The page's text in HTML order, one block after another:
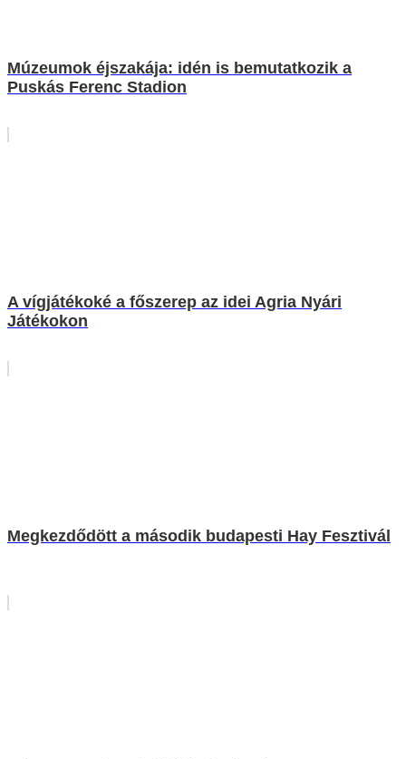
Múzeumok éjszakája: idén is bemutatkozik a
Puskás Ferenc Stadion
A vígjátékoké a főszerep az idei Agria Nyári
Játékokon
Megkezdődött a második budapesti Hay Fesztivál